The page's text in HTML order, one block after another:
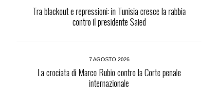
Tra blackout e repressioni: in Tunisia cresce la rabbia
contro il presidente Saied
7 AGOSTO 2026
La crociata di Marco Rubio contro la Corte penale
internazionale